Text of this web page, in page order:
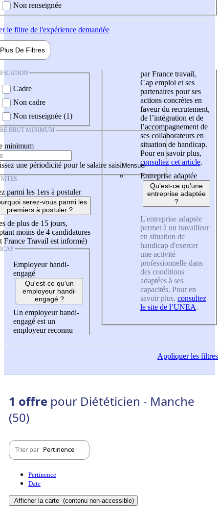
Non renseignée
le filtre de l'expérience demandée
Plus De Filtres
Cadre
Non cadre
Non renseignée (1)
BRUT MINIMUM
minimum
une périodicité pour le salaire saisi
parmi les 1ers à postuler
serez-vous parmi les
premiers à postuler ?
de plus de 15 jours,
moins de 4 candidatures
France Travail est informé)
Employeur handi-
engagé
Qu'est-ce qu'un
employeur handi-
engagé ?
Un employeur handi-
engagé est un
employeur reconnu
par France travail,
Cap emploi et ses
partenaires pour ses
actions concrètes en
faveur du recrutement,
de l’intégration et de
l’accompagnement de
ses collaborateurs en
situation de handicap.
Pour en savoir plus,
consultez cet article.
Entreprise adaptée
Qu'est-ce qu'une
entreprise adaptée
?
L'entreprise adaptée
permet à un travailleur
en situation de
handicap d'exercer
une activité
professionnelle dans
des conditions
adaptées à ses
capacités. Pour en
savoir plus, consultez
le site de l’UNEA.
Appliquerles filtres
1 offre pour Diététicien - Manche
(50)
Trier par Pertinence
Pertinence
Date
Afficher la carte (contenu non-accessible)